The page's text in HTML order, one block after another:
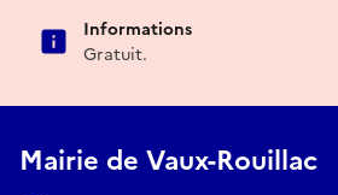
Informations
Gratuit.
Mairie de Vaux-Rouillac